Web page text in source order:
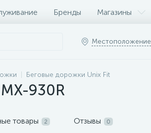
Бренды Магазины
Местоположение
Беговые дорожки Unix Fit
930R
товары 2 Отзывы 0